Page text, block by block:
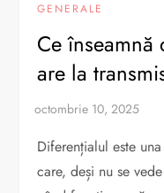
GENERALE
Ce
are la
Diferențialul este
care, deși nu se